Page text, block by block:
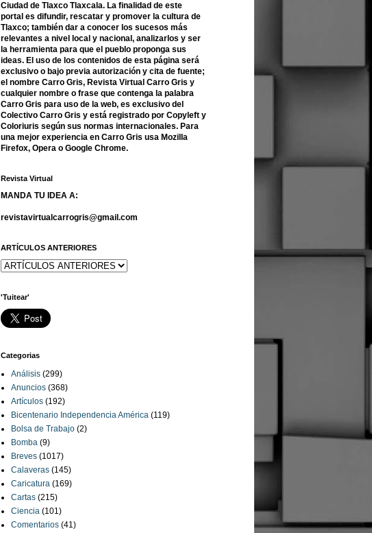
Ciudad de Tlaxco Tlaxcala. La finalidad de este
portal es difundir, rescatar y promover la cultura de
Tlaxco; también dar a conocer los sucesos más
relevantes a nivel local y nacional, analizarlos y ser
la herramienta para que el pueblo proponga sus
ideas. El uso de los contenidos de esta página será
exclusivo o bajo previa autorización y cita de fuente;
el nombre Carro Gris, Revista Virtual Carro Gris y
cualquier nombre o frase que contenga la palabra
Carro Gris para uso de la web, es exclusivo del
Colectivo Carro Gris y está registrado por Copyleft y
Coloriuris según sus normas internacionales. Para
una mejor experiencia en Carro Gris usa Mozilla
Firefox, Opera o Google Chrome.
Revista Virtual
MANDA TU IDEA A:
revistavirtualcarrogris@gmail.com
ARTÍCULOS ANTERIORES
'Tuitear'
Categorias
Análisis (299)
Anuncios (368)
Artículos (192)
Bicentenario Independencia América (119)
Bolsa de Trabajo (2)
Bomba (9)
Breves (1017)
Calaveras (145)
Caricatura (169)
Cartas (215)
Ciencia (101)
Comentarios (41)